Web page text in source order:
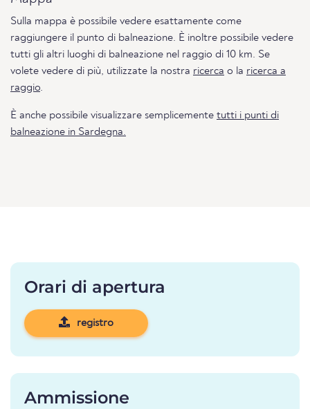
Sulla mappa è possibile vedere esattamente come
raggiungere il punto di balneazione. È inoltre possibile vedere
tutti gli altri luoghi di balneazione nel raggio di 10 km. Se
volete vedere di più, utilizzate la nostra ricerca o la ricerca a
raggio.
È anche possibile visualizzare semplicemente tutti i punti di
balneazione in Sardegna.
Orari di apertura
registro
Ammissione